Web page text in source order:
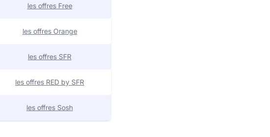
les offres Free
les offres Orange
les offres SFR
les offres RED by SFR
les offres Sosh